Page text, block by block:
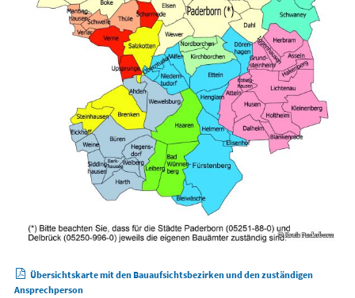
Übersichtskarte mit den Bauaufsichtsbezirken und den zuständigen
Ansprechperson